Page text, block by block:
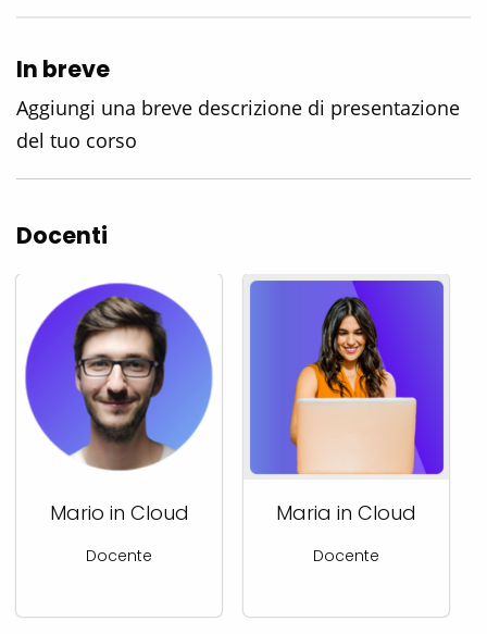
In breve
Aggiungi una breve descrizione di presentazione
del tuo corso
Docenti
Mario in Cloud
Docente
Maria in Cloud
Docente